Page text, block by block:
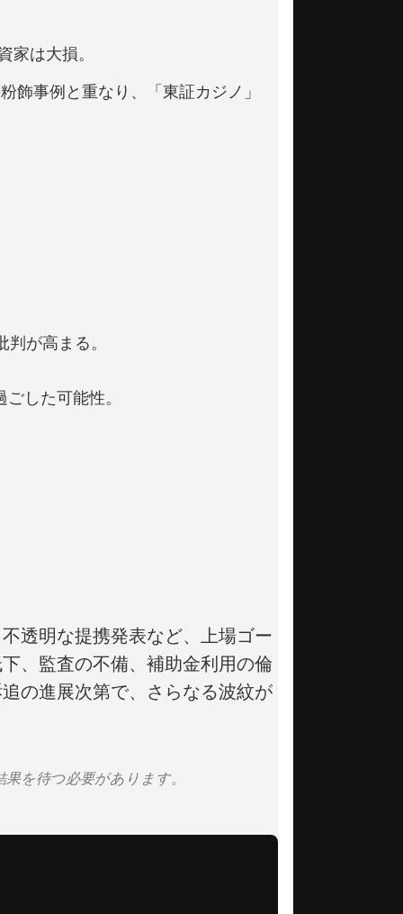
家は大損。
飾事例と重なり、「東証カジノ」
が高まる。
した可能性。
透明な提携発表など、上場ゴー
、監査の不備、補助金利用の倫
の進展次第で、さらなる波紋が
を待つ必要があります。